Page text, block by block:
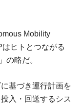
Mobility
ヒトとつながる
の略だ。
基づき運行計画を
入・回送するシス